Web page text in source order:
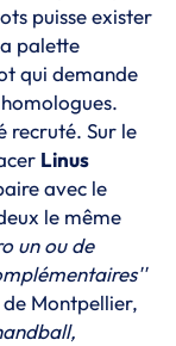
puisse exister
palette
qui demande
recruté. Sur le
Linus
avec le
le même
un ou de
Montpellier,